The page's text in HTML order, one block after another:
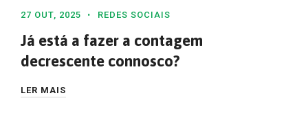
27 OUT, 2025 REDES SOCIAIS
Já está a fazer a contagem
decrescente connosco?
LER MAIS